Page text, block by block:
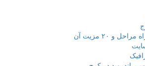
و ۲۰ مزیت آن